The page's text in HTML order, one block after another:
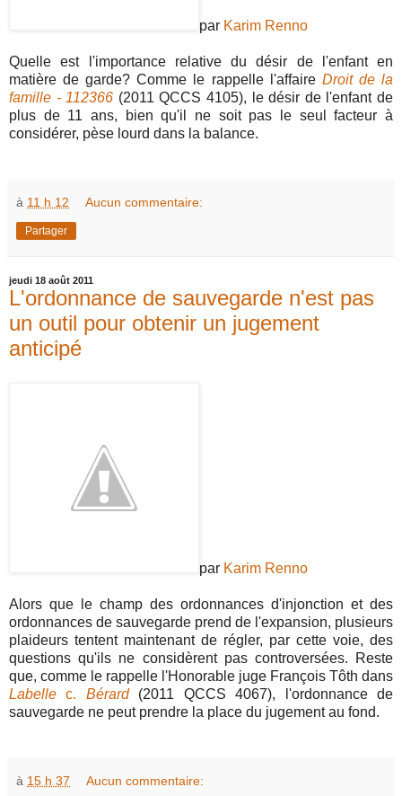
par Karim Renno
Quelle est l'importance relative du désir de l'enfant en
matière de garde? Comme le rappelle l'affaire Droit de la
famille - 112366 (2011 QCCS 4105), le désir de l'enfant de
plus de 11 ans, bien qu'il ne soit pas le seul facteur à
considérer, pèse lourd dans la balance.
à 11 h 12 Aucun commentaire:
Partager
jeudi 18 août 2011
L'ordonnance de sauvegarde n'est pas
un outil pour obtenir un jugement
anticipé
par Karim Renno
Alors que le champ des ordonnances d'injonction et des
ordonnances de sauvegarde prend de l'expansion, plusieurs
plaideurs tentent maintenant de régler, par cette voie, des
questions qu'ils ne considèrent pas controversées. Reste
que, comme le rappelle l'Honorable juge François Tôth dans
Labelle c. Bérard(2011 QCCS 4067), l'ordonnance de
sauvegarde ne peut prendre la place du jugement au fond.
à 15 h 37 Aucun commentaire: